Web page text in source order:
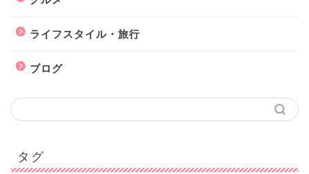
ライフスタイル・旅行
ブログ
タグ
ライフスタイル・旅行